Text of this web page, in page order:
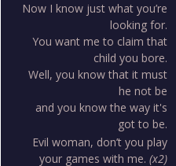
Now I know just what you’re
looking for.
You want me to claim that
child you bore.
Well, you know that it must
he not be
and you know the way it's
got to be.
Evil woman, don’t you play
your games with me. (x2)